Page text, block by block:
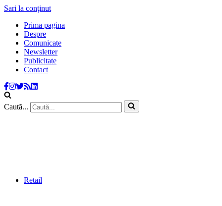
Sari la conținut
Prima pagina
Despre
Comunicate
Newsletter
Publicitate
Contact
Caută...
Retail